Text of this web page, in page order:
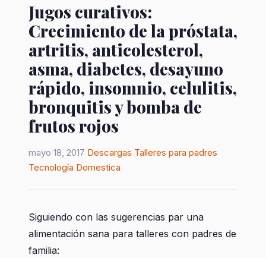
Jugos curativos:
Crecimiento de la próstata,
artritis, anticolesterol,
asma, diabetes, desayuno
rápido, insomnio, celulitis,
bronquitis y bomba de
frutos rojos
mayo 18, 2017 Descargas Talleres para padres
Tecnología Domestica
Siguiendo con las sugerencias par una
alimentación sana para talleres con padres de
familia: